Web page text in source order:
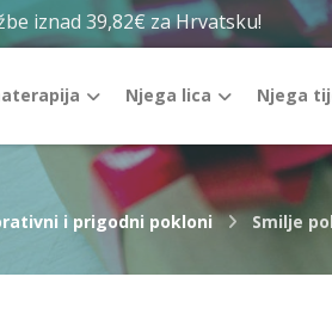
iznad 39,82€ za Hrvatsku!
Njega lica Njega
i prigodni pokloni Smilje